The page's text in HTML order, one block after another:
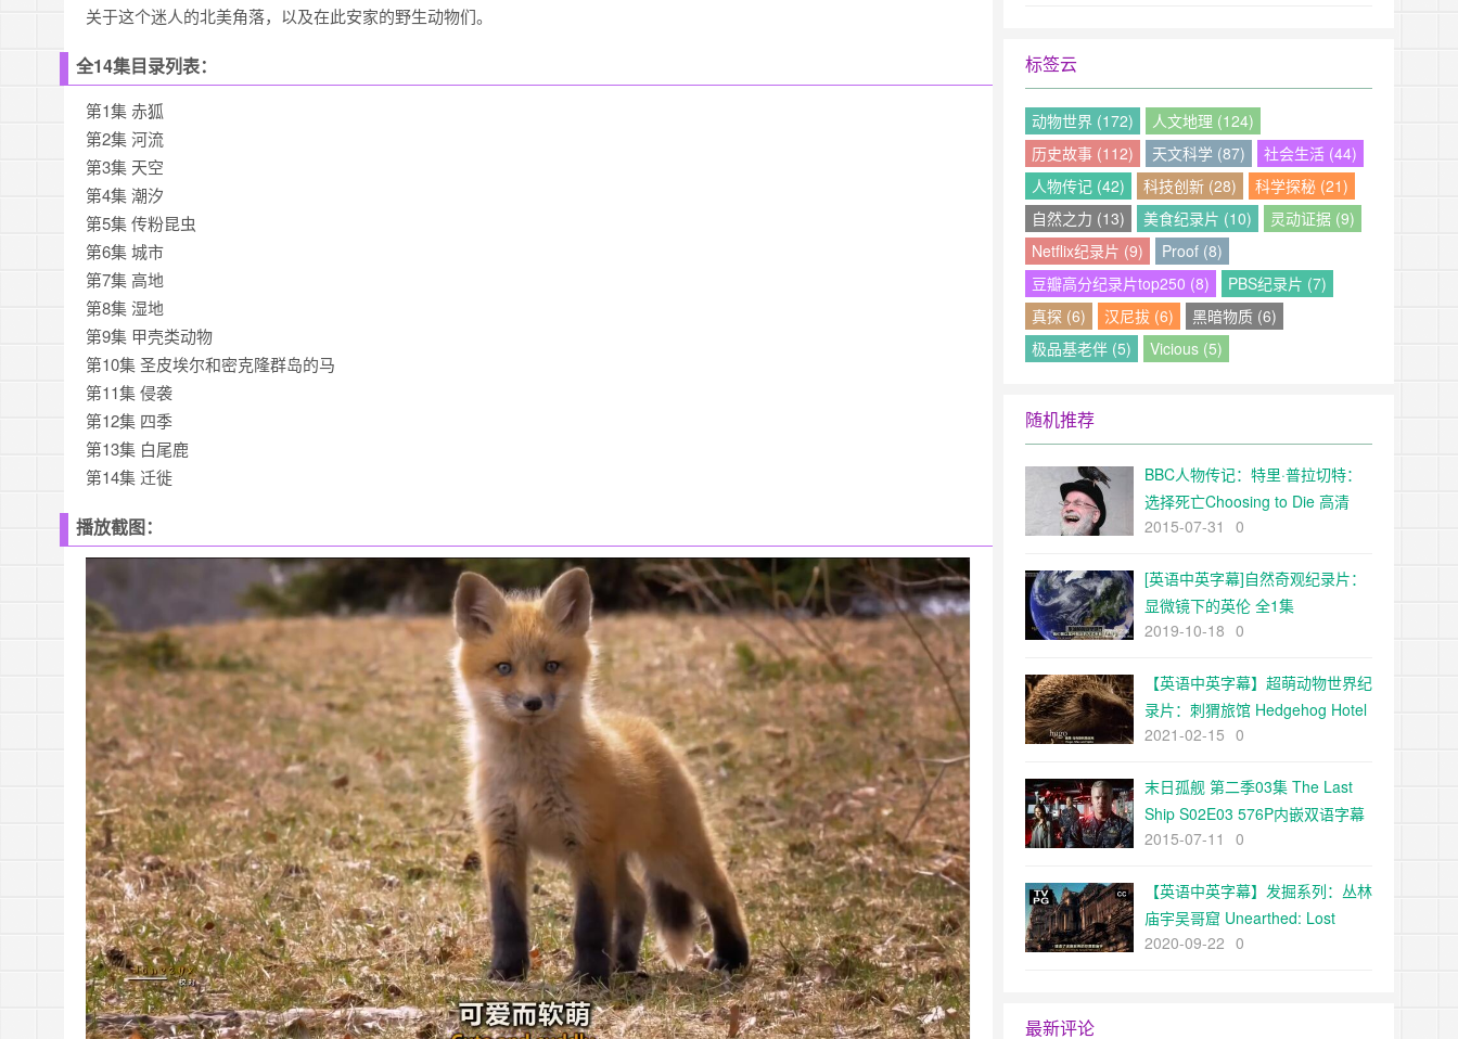
关于这个迷人的北美角落，以及在此安家的野生动物们。
全14集目录列表：
第1集 赤狐
第2集 河流
第3集 天空
第4集 潮汐
第5集 传粉昆虫
第6集 城市
第7集 高地
第8集 湿地
第9集 甲壳类动物
第10集 圣皮埃尔和密克隆群岛的马
第11集 侵袭
第12集 四季
第13集 白尾鹿
第14集 迁徙
播放截图：
标签云
动物世界 (172)
人文地理 (124)
历史故事 (112)
天文科学 (87)
社会生活 (44)
人物传记 (42)
科技创新 (28)
科学探秘 (21)
自然之力 (13)
美食纪录片 (10)
灵动证据 (9)
Netflix纪录片 (9)
Proof (8)
豆瓣高分纪录片top250 (8)
PBS纪录片 (7)
真探 (6)
汉尼拔 (6)
黑暗物质 (6)
极品基老伴 (5)
Vicious (5)
随机推荐
BBC人物传记：特里·普拉切特：
选择死亡Choosing to Die 高清
720P下载
2015-07-31 0
[英语中英字幕]自然奇观纪录片：
显微镜下的英伦 全1集
2019-10-18 0
【英语中英字幕】超萌动物世界纪
录片：刺猬旅馆 Hedgehog Hotel
(2015) 全1集 高清1080P
2021-02-15 0
末日孤舰 第二季03集 The Last
Ship S02E03 576P内嵌双语字幕
（逗号字幕组）
2015-07-11 0
【英语中英字幕】发掘系列：丛林
庙宇吴哥窟 Unearthed: Lost
Temple of the Jungle (2017) 全1
2020-09-22 0
最新评论